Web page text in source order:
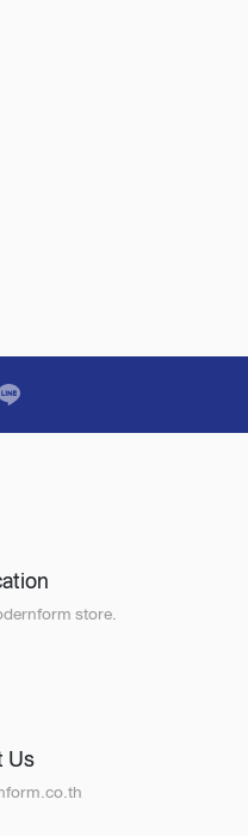
store.
Us